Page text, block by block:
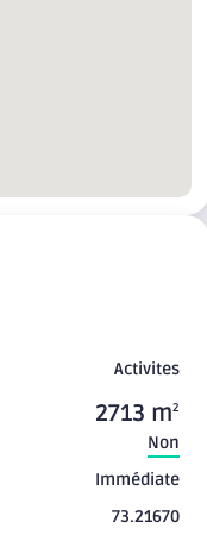
Activites
2713 m2
Non
Immédiate
73.21670